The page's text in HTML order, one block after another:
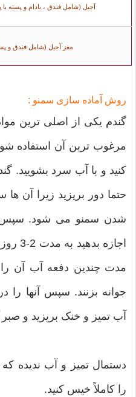
آجیل (شامل فندق ، بادام و پسته
مغز آجیل (شامل فندق و
روش آماده سازی سمنو :
گندم یکی از اصلی ترین
مرغوب ترین آن استفاده
كنید و با آب سرد بشویید.
حتما دور بریزید زیرا آن
شدن سمنو می شود. سپس
مدت چندین دفعه آب آن
جوانه بزنند. سپس آنها را
آب تمیز و خنک بریزید و صبر
دستمال تمیز و آب ندیده
را كاملاً خیس كنید.